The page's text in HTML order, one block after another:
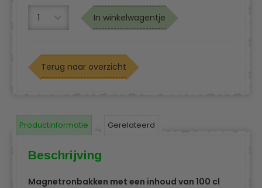
In winkelwagentje
Terug naar overzicht
Productinformatie Gerelateerd
Beschrijving
Magnetronbakken met een inhoud van 100 cl